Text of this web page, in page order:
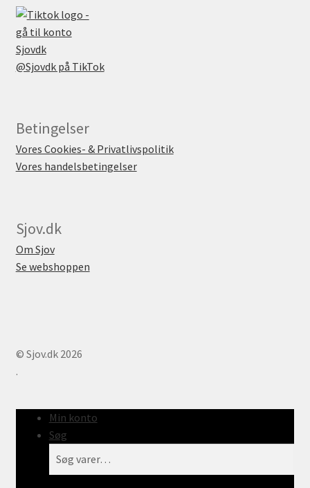
@Sjovdk på TikTok
Betingelser
Vores Cookies- & Privatlivspolitik
Vores handelsbetingelser
Sjov.dk
Om Sjov
Se webshoppen
© Sjov.dk 2026
.
Min konto
Søg
efter: